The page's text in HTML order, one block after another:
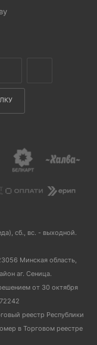
сб., вс. - выходной.
Минская область,
аг. Сеница.
от 30 октября
реестр Республики
в Торговом реестре